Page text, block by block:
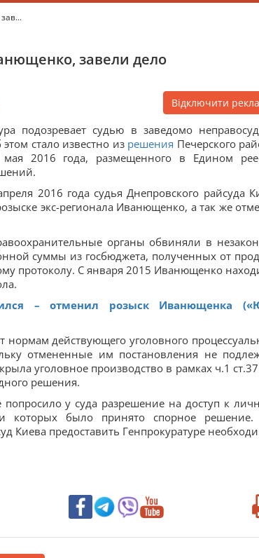
завели дело
Відключити
подозревает судью в заведомо
стало известно из решения Печерского
2016 года, размещенного в Едином
2016 года судья Днепровского райсуда
экс-регионала Иванющенко, а так же
органы обвиняли в
суммы из госбюджета, полученных от
протоколу. С января 2015 Иванющенко
– отменил розыск Иванющенка
действующего уголовного
отмененные им постановления не
уголовное производство в рамках ч.1
решения.
попросило у суда разрешение на доступ к
которых было принято спорное решение.
Киева предоставить Генпрокуратуре